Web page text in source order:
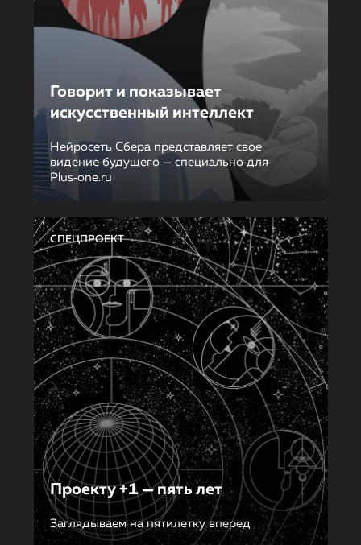
Говорит и показывает
искусственный интеллект
Нейросеть Сбера представляет свое
видение будущего — специально для
Plus‑one.ru
СПЕЦПРОЕКТ
Проекту +1 — пять лет
Заглядываем на пятилетку вперед